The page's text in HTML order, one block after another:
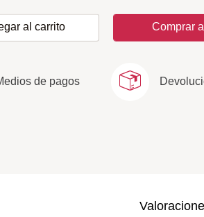
al carrito Comprar
de pagos